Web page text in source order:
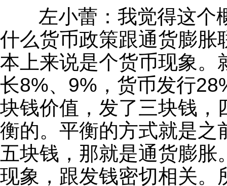
左小蕾：我觉得这个
什么货币政策跟通货膨胀
本上来说是个货币现象。
长8%、9%，货币发行
块钱价值，发了三块钱，
衡的。平衡的方式就是之
五块钱，那就是通货膨
现象，跟发钱密切相关。